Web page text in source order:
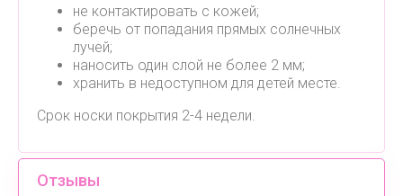
не контактировать с кожей;
беречь от попадания прямых солнечных
лучей;
наносить один слой не более 2 мм;
хранить в недоступном для детей месте.
Срок носки покрытия 2-4 недели.
Отзывы